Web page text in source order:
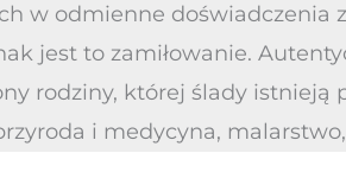
w odmienne doświadczenia
jest to zamiłowanie.
rodziny, której ślady istnieją
i medycyna,